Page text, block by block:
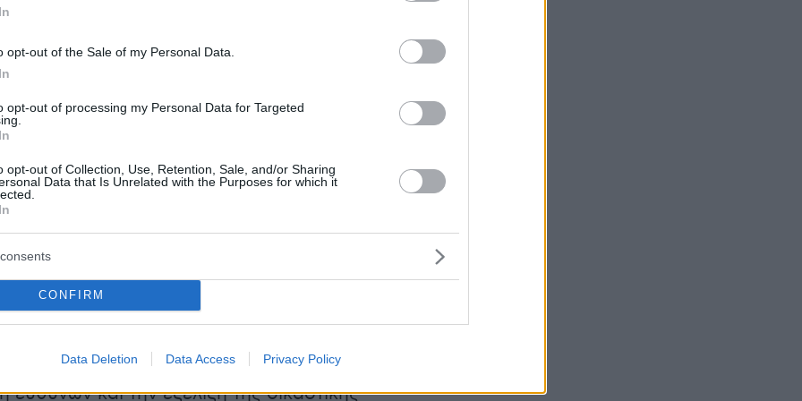
opt-out of the Sale of my Personal Data.
opt-out of processing my Personal Data for Targeted
opt-out of Collection, Use, Retention, Sale, and/or Sharing
Data that Is Unrelated with the Purposes for which it
CONFIRM
Data Deletion Data Access Privacy Policy
και θα απαντήσει στο βασικό ερώτημα της
προκάλεσε την κατάρρευση της
το σημείο εξακολουθεί να φυλάσσεται σε
από αστυνομικές δυνάμεις, καθώς κάτω από
οι περιουσίες των ενοίκων, ενώ η
να είναι απαγορευμένη για
την έναρξη των εργασιών
προχωρήσουν στην πλήρη χαρτογράφηση
στη συλλογή των κρίσιμων στοιχείων που
η κατάρρευση συνδέεται με τις εργασίες
Το πόρισμα θεωρείται καθοριστικό για
και την εξέλιξη της δικαστικής